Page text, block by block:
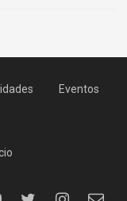
Eventos